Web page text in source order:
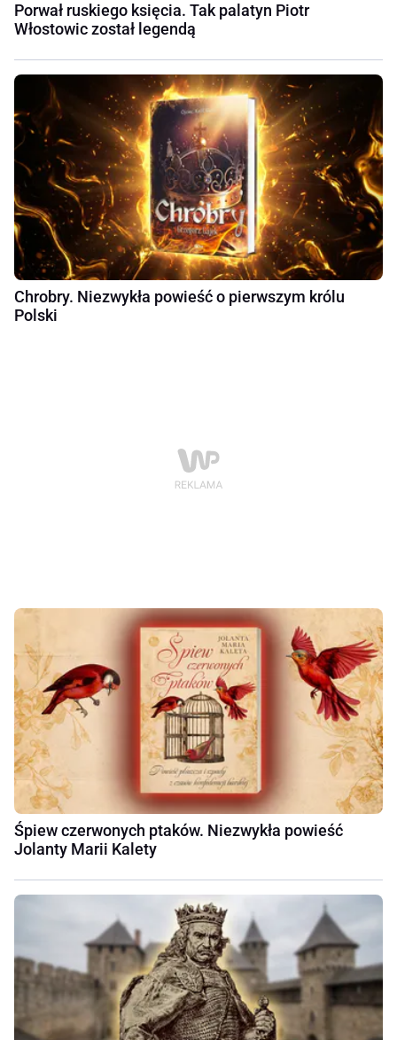
Porwał ruskiego księcia. Tak palatyn Piotr
Włostowic został legendą
Chrobry. Niezwykła powieść o pierwszym królu
Polski
Śpiew czerwonych ptaków. Niezwykła powieść
Jolanty Marii Kalety